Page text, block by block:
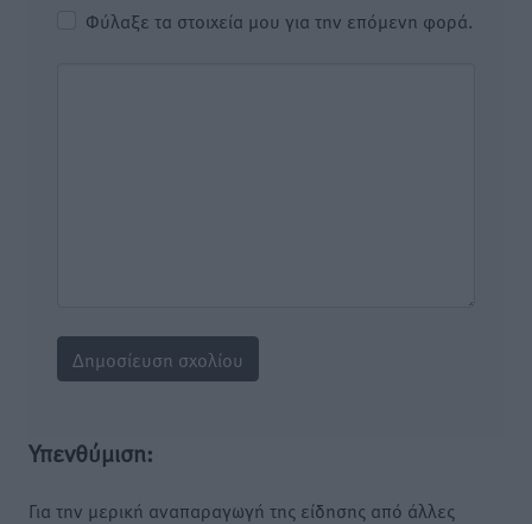
Φύλαξε τα στοιχεία μου για την επόμενη φορά.
Υπενθύμιση:
Για την μερική αναπαραγωγή της είδησης από άλλες